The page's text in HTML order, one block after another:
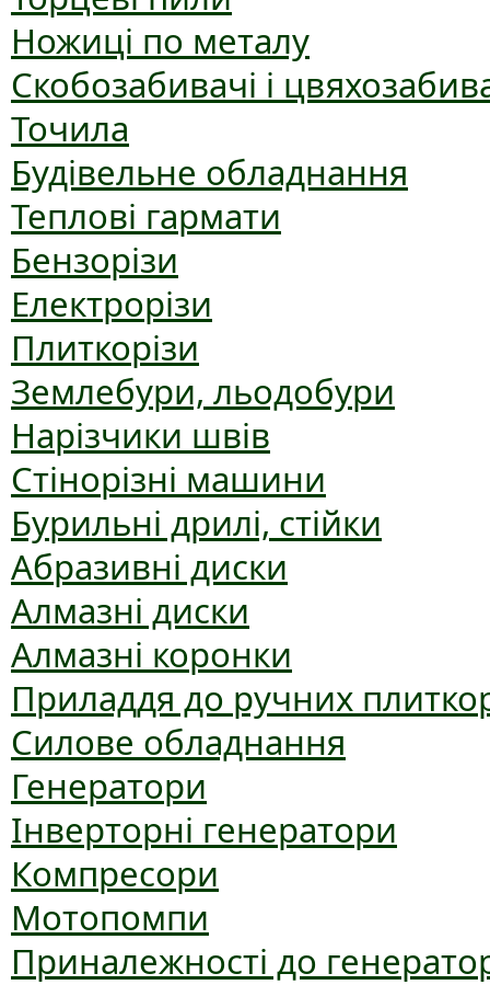
Ножиці по металу
Скобозабивачі і
Точила
Будівельне обладнання
Теплові гармати
Бензорізи
Електрорізи
Плиткорізи
Землебури, льодобури
Нарізчики швів
Стінорізні машини
Бурильні дрилі, стійки
Абразивні диски
Алмазні диски
Алмазні коронки
Приладдя до ручних
Силове обладнання
Генератори
Інверторні генератори
Компресори
Мотопомпи
Приналежності до